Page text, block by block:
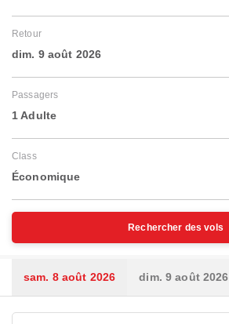
Retour
dim. 9 août 2026
Passagers
1 Adulte
Class
Économique
Rechercher des vols
sam. 8 août 2026 dim. 9 août 2026